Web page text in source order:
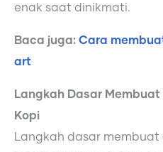
enak saat dinikmati.
Baca juga: Cara
art
Langkah Dasar
Kopi
Langkah dasar membuat